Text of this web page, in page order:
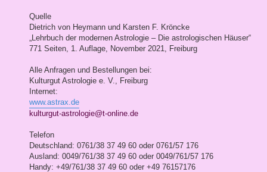
Quelle
Dietrich von Heymann und Karsten F. Kröncke
„Lehrbuch der modernen Astrologie – Die astrologischen Häuser“
771 Seiten, 1. Auflage, November 2021, Freiburg
Alle Anfragen und Bestellungen bei:
Kulturgut Astrologie e. V., Freiburg
Internet:
www.astrax.de
kulturgut-astrologie@t-online.de
Telefon
Deutschland: 0761/38 37 49 60 oder 0761/57 176
Ausland: 0049/761/38 37 49 60 oder 0049/761/57 176
Handy: +49/761/38 37 49 60 oder +49 76157176